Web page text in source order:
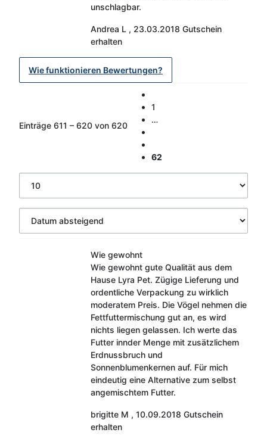
unschlagbar.
Andrea L , 23.03.2018 Gutschein
erhalten
Wie funktionieren Bewertungen?
Einträge 611 – 620 von 620
1
…
62
Wie gewohnt
Wie gewohnt gute Qualität aus dem
Hause Lyra Pet. Zügige Lieferung und
ordentliche Verpackung zu wirklich
moderatem Preis. Die Vögel nehmen die
Fettfuttermischung gut an, es wird
nichts liegen gelassen. Ich werte das
Futter innder Menge mit zusätzlichem
Erdnussbruch und
Sonnenblumenkernen auf. Für mich
eindeutig eine Alternative zum selbst
angemischtem Futter.
brigitte M , 10.09.2018 Gutschein
erhalten